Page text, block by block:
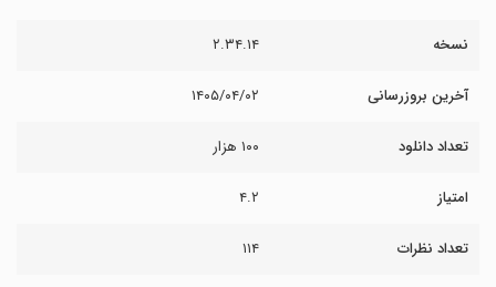
نسخه ۲.۳۴.۱۴
آخرین بروزرسانی ۱۴۰۵/۰۴/۰۲
تعداد دانلود ۱۰۰ هزار
امتیاز ۴.۲
تعداد نظرات ۱۱۴